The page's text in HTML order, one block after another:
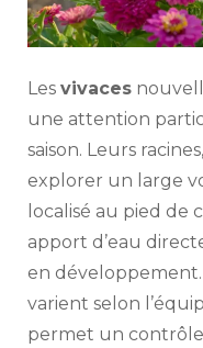
Les vivaces
une attention
saison. Leurs
explorer un large
localisé au pied
apport d’eau
en développement.
varient selon
permet un